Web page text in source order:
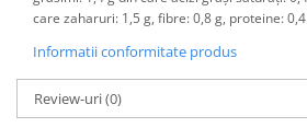
care zaharuri: 1,5 g, fibre: 0,8 g, proteine:
Informatii conformitate produs
Review-uri(0)